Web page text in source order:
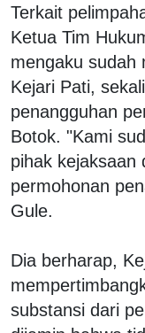
Terkait
Ketua Tim
mengaku sudah
Kejari Pati,
penangguhan
Botok. "Kami
pihak kejaksaan
permohonan
Gule.
Dia berharap,
substansi dari